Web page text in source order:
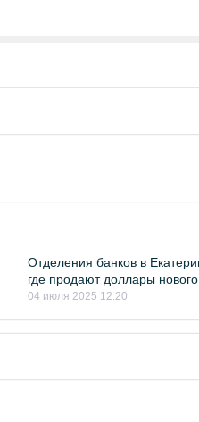
Отделения банков в
где продают доллары
04 июля 2025 12:20